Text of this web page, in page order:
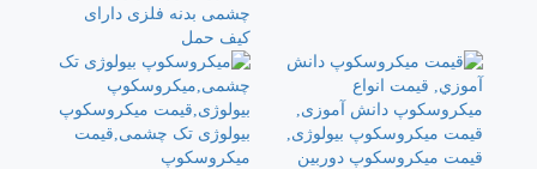
چشمی بدنه فلزی دارای
کیف حمل